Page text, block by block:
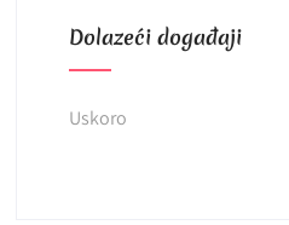
Dolazeći događaji
Uskoro